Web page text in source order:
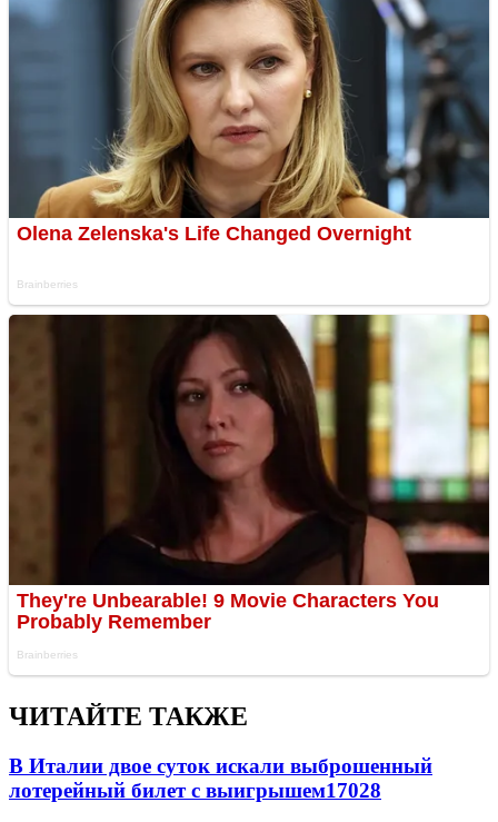
ЧИТАЙТЕ ТАКЖЕ
В Италии двое суток искали выброшенный
лотерейный билет с выигрышем17028